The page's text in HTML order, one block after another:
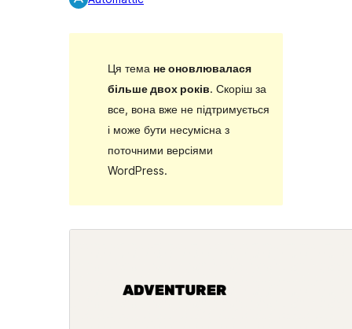
Ця тема не оновлювалася
більше двох років. Скоріш за
все, вона вже не підтримується
і може бути несумісна з
поточними версіями
WordPress.